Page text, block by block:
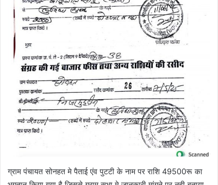
ग्राम पंचायत सोनहत मे पैताई एंव पुटटी के नाम पर राशि 49500रू का